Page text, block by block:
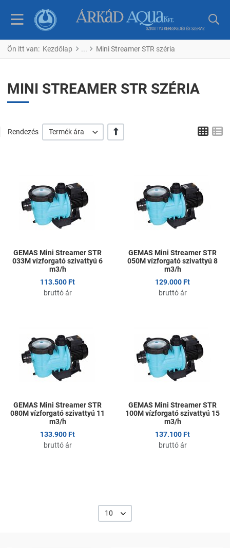
Ön itt van: Kezdőlap Mini Streamer STR széria
MINI STREAMER STR SZÉRIA
Rendezés Termék ára +/-
Összehasonlítom
Gyors nézet
GEMAS Mini Streamer STR
033M vízforgató szivattyú 6
m3/h
113.500 Ft
bruttó ár
GEMAS Mini Streamer STR
050M vízforgató szivattyú 8
m3/h
129.000 Ft
bruttó ár
Összehasonlítom
Gyors nézet
GEMAS Mini Streamer STR
080M vízforgató szivattyú 11
m3/h
133.900 Ft
bruttó ár
GEMAS Mini Streamer STR
100M vízforgató szivattyú 15
m3/h
137.100 Ft
bruttó ár
10